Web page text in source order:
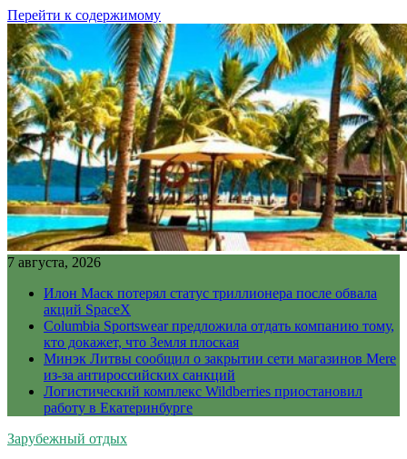
Перейти к содержимому
7 августа, 2026
Илон Маск потерял статус триллионера после обвала
акций SpaceX
Columbia Sportswear предложила отдать компанию тому,
кто докажет, что Земля плоская
Минэк Литвы сообщил о закрытии сети магазинов Mere
из-за антироссийских санкций
Логистический комплекс Wildberries приостановил
работу в Екатеринбурге
Зарубежный отдых